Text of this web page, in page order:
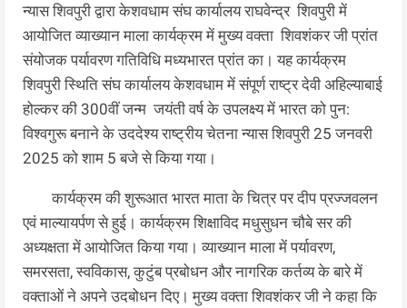
न्यास शिवपुरी द्वारा केशवधाम संघ कार्यालय राघवेन्‍द्र शिवपुरी में
आयोजित व्याख्यान माला कार्यक्रम में मुख्य वक्ता शिवशंकर जी प्रांत
संयोजक पर्यावरण गति‍विधि मध्य‍भारत प्रांत का। यह कार्यक्रम
शिवपुरी स्थिति संघ कार्यालय केशवधाम में संपूर्ण राष्ट्र देवी अहिल्या‍बाई
होल्कर की 300वीं जन्म जयंती वर्ष के उपलक्ष्य में भारत को पुन:
विश्वगुरू बनाने के उददेश्य राष्ट्रीय चेतना न्यास शिवपुरी 25 जनवरी
2025 को शाम 5 बजे से किया गया।
कार्यक्रम की शुरूआत भारत माता के चित्र पर दीप प्रज्जवलन
एवं माल्यायर्पण से हुई। कार्यक्रम शिक्षाविद मधुसुधन चौबे सर की
अध्यक्षता में आयोजित किया गया। व्याख्यान माला में पर्यावरण,
समरसता, स्‍वविकास, कुटुंब प्रबोधन और नागरिक कर्तव्य के बारे में
वक्ताओं ने अपने उदबोधन दिए। मुख्य वक्ता शिवशंकर जी ने कहा कि